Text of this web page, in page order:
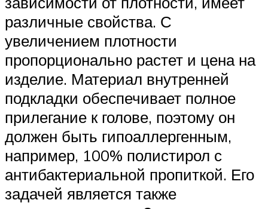
различные свойства. С
увеличением плотности
пропорционально растет и цена на
изделие. Материал внутренней
подкладки обеспечивает полное
прилегание к голове, поэтому он
должен быть гипоаллергенным,
например, 100% полистирол с
антибактериальной пропиткой. Его
задачей является также